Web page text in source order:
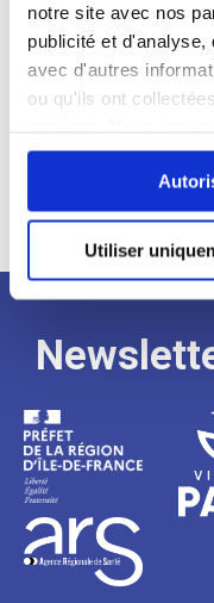
notre site avec nos
publicité et
avec d'autres
ou qu'ils ont
continuez à utiliser
Utiliser
de